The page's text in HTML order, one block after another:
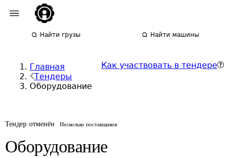
Найти грузы Найти машины
Главная
Тендеры
Оборудование
Как участвовать в тендере
Тендер отменён Несколько поставщиков
Оборудование